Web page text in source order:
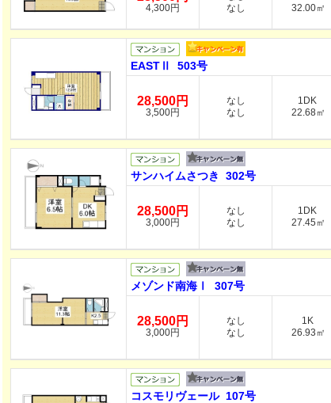
4,300円
なし
32.00㎡
EASTⅡ 503号
28,500円
3,500円
なし
なし
1DK
22.68㎡
サンハイムさつき 302号
28,500円
3,000円
なし
なし
1DK
27.45㎡
メゾンド南海Ⅰ 307号
28,500円
3,000円
なし
なし
1K
26.93㎡
コスモリヴェール 107号